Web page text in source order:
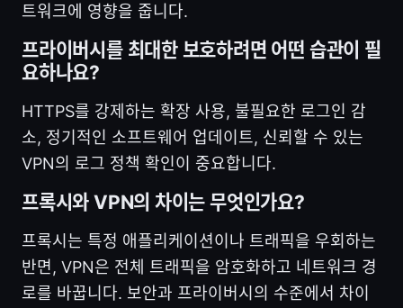
트워크에 영향을 줍니다.
프라이버시를 최대한 보호하려면 어떤 습관이 필
요하나요?
HTTPS를 강제하는 확장 사용, 불필요한 로그인 감
소, 정기적인 소프트웨어 업데이트, 신뢰할 수 있는
VPN의 로그 정책 확인이 중요합니다.
프록시와 VPN의 차이는 무엇인가요?
프록시는 특정 애플리케이션이나 트래픽을 우회하는
반면, VPN은 전체 트래픽을 암호화하고 네트워크 경
로를 바꿉니다. 보안과 프라이버시의 수준에서 차이